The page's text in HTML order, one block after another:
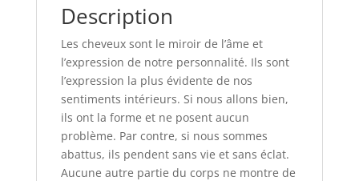
Description
Les cheveux sont le miroir de l’âme et
l’expression de notre personnalité. Ils sont
l’expression la plus évidente de nos
sentiments intérieurs. Si nous allons bien,
ils ont la forme et ne posent aucun
problème. Par contre, si nous sommes
abattus, ils pendent sans vie et sans éclat.
Aucune autre partie du corps ne montre de